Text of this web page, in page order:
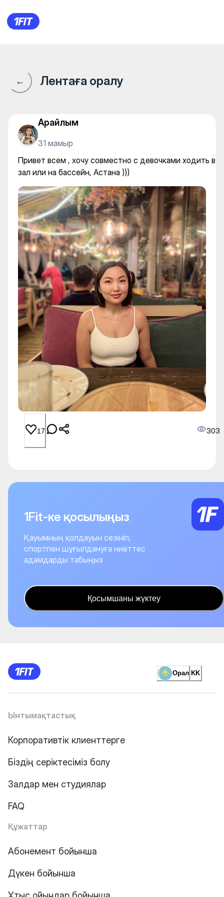
Привет всем , хочу
← Лентаға оралу
Арайлым
31 мамыр
Привет всем , хочу совместно с девочками ходить в
зал или на бассейн, Астана )))
17 303
1Fit-ке қосылыңыз
Қауымның қолдауын сезініп,
спортпен шұғылдануға ниеттес
адамдарды табыңыз
Қосымшаны жүктеу
Орал KK
Ынтымақтастық
Корпоративтік клиенттерге
Біздің серіктесіміз болу
Залдар мен студиялар
FAQ
Құжаттар
Абонемент бойынша
Дүкен бойынша